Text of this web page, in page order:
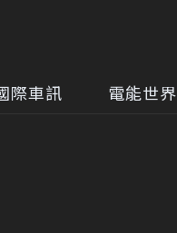
際車訊 電能世界